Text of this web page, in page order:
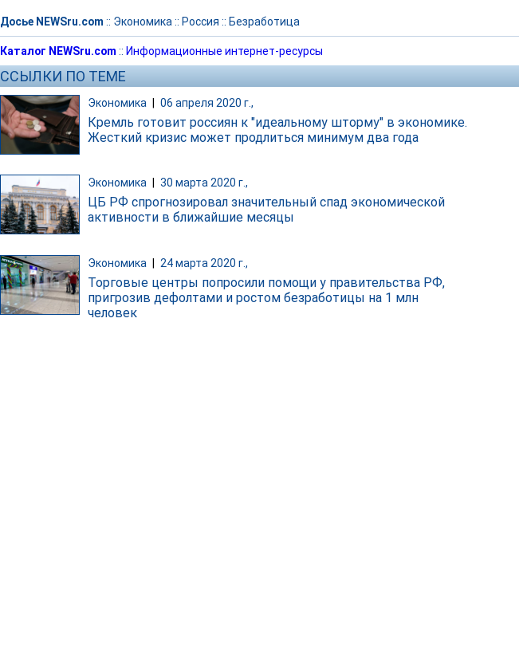
Досье NEWSru.com :: Экономика :: Россия :: Безработица
Каталог NEWSru.com :: Информационные интернет-ресурсы
ССЫЛКИ ПО ТЕМЕ
Экономика 06 апреля 2020 г.,
Кремль готовит россиян к "идеальному шторму" в экономике.
Жесткий кризис может продлиться минимум два года
Экономика 30 марта 2020 г.,
ЦБ РФ спрогнозировал значительный спад экономической
активности в ближайшие месяцы
Экономика | 24 марта 2020 г.,
Торговые центры попросили помощи у правительства РФ,
пригрозив дефолтами и ростом безработицы на 1 млн
человек